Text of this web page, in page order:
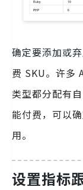
确定要添加或
费 SKU。许多
类型都分配有
能付费，可以
用。
设置指标